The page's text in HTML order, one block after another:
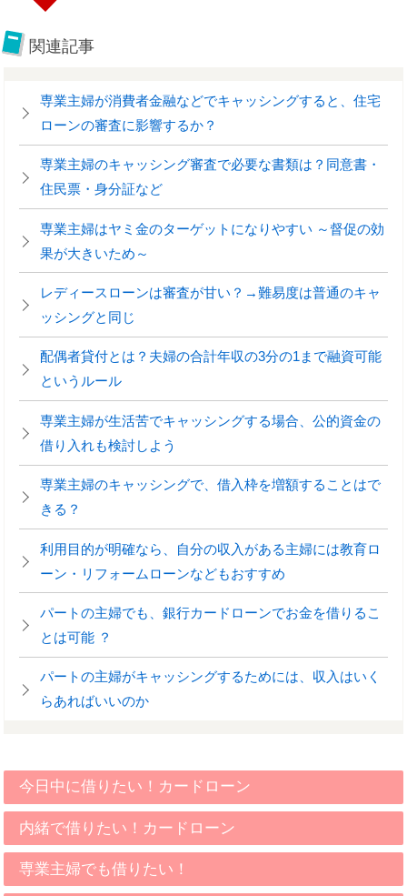
関連記事
専業主婦が消費者金融などでキャッシングすると、住宅
ローンの審査に影響するか？
専業主婦のキャッシング審査で必要な書類は？同意書・
住民票・身分証など
専業主婦はヤミ金のターゲットになりやすい ～督促の効
果が大きいため～
レディースローンは審査が甘い？→難易度は普通のキャ
ッシングと同じ
配偶者貸付とは？夫婦の合計年収の3分の1まで融資可能
というルール
専業主婦が生活苦でキャッシングする場合、公的資金の
借り入れも検討しよう
専業主婦のキャッシングで、借入枠を増額することはで
きる？
利用目的が明確なら、自分の収入がある主婦には教育ロ
ーン・リフォームローンなどもおすすめ
パートの主婦でも、銀行カードローンでお金を借りるこ
とは可能 ？
パートの主婦がキャッシングするためには、収入はいく
らあればいいのか
今日中に借りたい！カードローン
内緒で借りたい！カードローン
専業主婦でも借りたい！